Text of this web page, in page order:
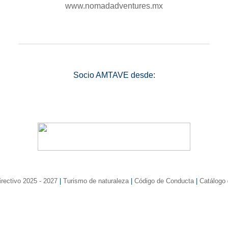
www.nomadadventures.mx
Socio AMTAVE desde:
2025 - 2027| Turismo de naturaleza| Código de Conducta Catálogo